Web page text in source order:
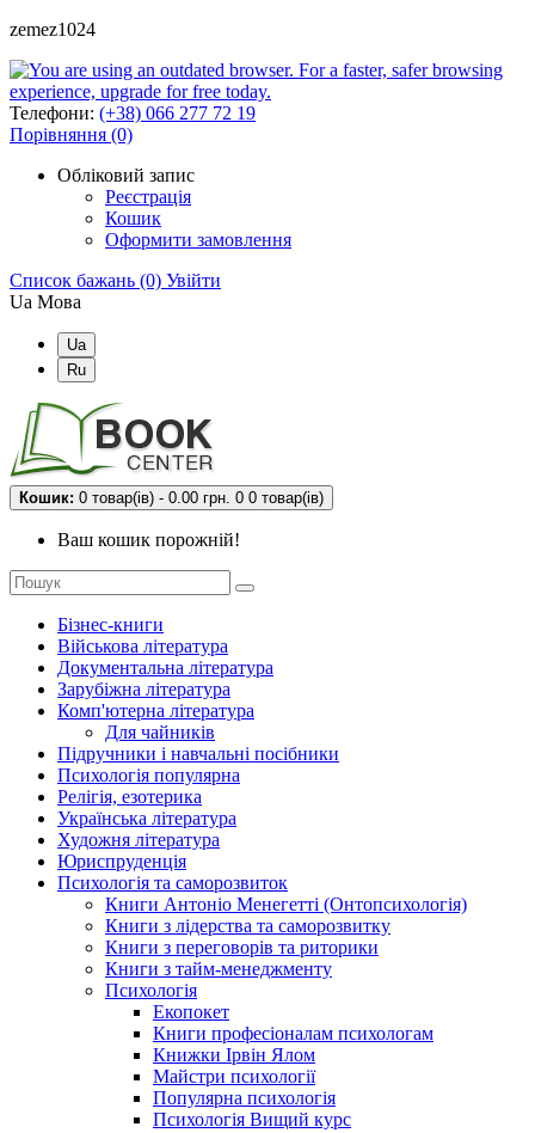
zemez1024
Телефони: (+38) 066 277 72 19
Порівняння (0)
Обліковий запис
Реєстрація
Кошик
Оформити замовлення
Список бажань (0) Увійти
Ua Мова
Ua
Ru
Кошик: 0 товар(ів) - 0.00 грн. 0 0 товар(ів)
Ваш кошик порожній!
Бізнес-книги
Військова література
Документальна література
Зарубіжна література
Комп'ютерна література
Для чайників
Підручники і навчальні посібники
Психологія популярна
Релігія, езотерика
Українська література
Художня література
Юриспруденція
Психологія та саморозвиток
Книги Антоніо Менегетті (Онтопсихологія)
Книги з лідерства та саморозвитку
Книги з переговорів та риторики
Книги з тайм-менеджменту
Психологія
Екопокет
Книги професіоналам психологам
Книжки Ірвін Ялом
Майстри психології
Популярна психологія
Психологія Вищий курс